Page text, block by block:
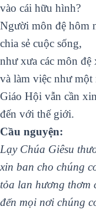
vào cái hữu hình?
Người môn đệ hôm
chia sẻ cuộc sống,
như xưa các môn đệ
và làm việc như
Giáo Hội vẫn cần
đến với thế giới.
Cầu nguyện:
Lạy Chúa Giêsu
xin ban cho chúng
tỏa lan hương thơm
đến mọi nơi chúng